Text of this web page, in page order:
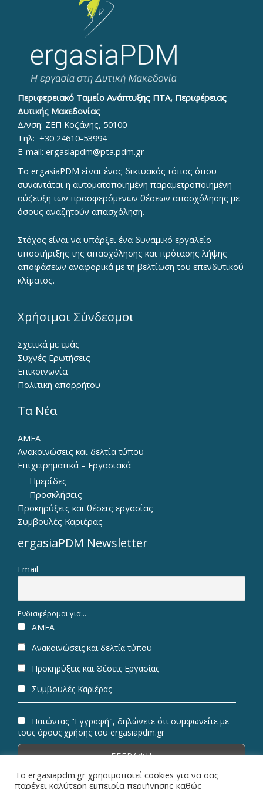
Περιφερειακό Ταμείο Ανάπτυξης ΠΤΑ, Περιφέρειας
Δυτικής Μακεδονίας
Δ/νση: ΖΕΠ Κοζάνης, 50100
Τηλ: +30 24610-53994
E-mail: ergasiapdm@pta.pdm.gr
To ergasiaPDM είναι ένας δικτυακός τόπος όπου
συναντάται η αυτοματοποιημένη παραμετροποιημένη
σύζευξη των προσφερόμενων θέσεων απασχόλησης με
όσους αναζητούν απασχόληση.
Στόχος είναι να υπάρξει ένα δυναμικό εργαλείο
υποστήριξης της απασχόλησης και πρότασης λήψης
αποφάσεων αναφορικά με τη βελτίωση του επενδυτικού
κλίματος.
Χρήσιμοι Σύνδεσμοι
Σχετικά με εμάς
Συχνές Ερωτήσεις
Επικοινωνία
Πολιτική απορρήτου
Τα Νέα
ΑΜΕΑ
Ανακοινώσεις και δελτία τύπου
Επιχειρηματικά – Εργασιακά
Ημερίδες
Προσκλήσεις
Προκηρύξεις και θέσεις εργασίας
Συμβουλές Καριέρας
ergasiaPDM Newsletter
Email
Ενδιαφέρομαι για...
ΑΜΕΑ
Ανακοινώσεις και δελτία τύπου
Προκηρύξεις και Θέσεις Εργασίας
Συμβουλές Καριέρας
Πατώντας "Εγγραφή", δηλώνετε ότι συμφωνείτε με
τους όρους χρήσης του ergasiapdm.gr
Το ergasiapdm.gr χρησιμοποιεί cookies για να σας
παρέχει καλύτερη εμπειρία περιήγησης καθώς